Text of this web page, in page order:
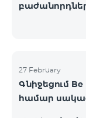
27 February
Գնիջեցում
համար